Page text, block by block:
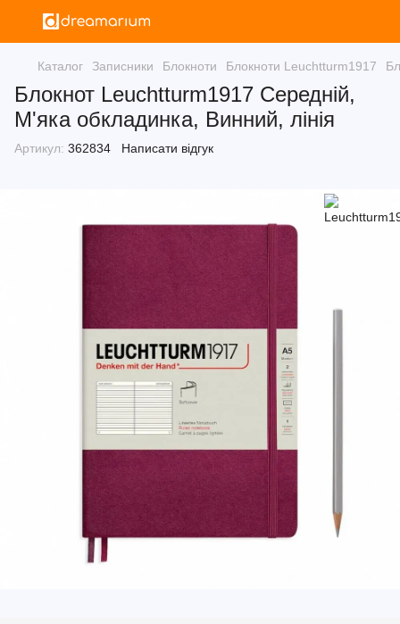
Каталог Записники Блокноти Блокноти Leuchtturm1917
Блокнот Leuchtturm1917 Середній,
М'яка обкладинка, Винний, лінія
Артикул: 362834 Написати відгук